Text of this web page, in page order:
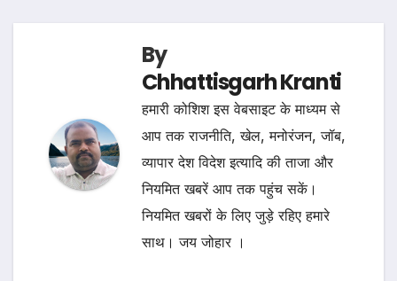
By
Chhattisgarh Kranti
हमारी कोशिश इस वेबसाइट के माध्यम से
आप तक राजनीति, खेल, मनोरंजन, जॉब,
व्यापार देश विदेश इत्यादि की ताजा और
नियमित खबरें आप तक पहुंच सकें।
नियमित खबरों के लिए जुड़े रहिए हमारे
साथ। जय जोहार ।